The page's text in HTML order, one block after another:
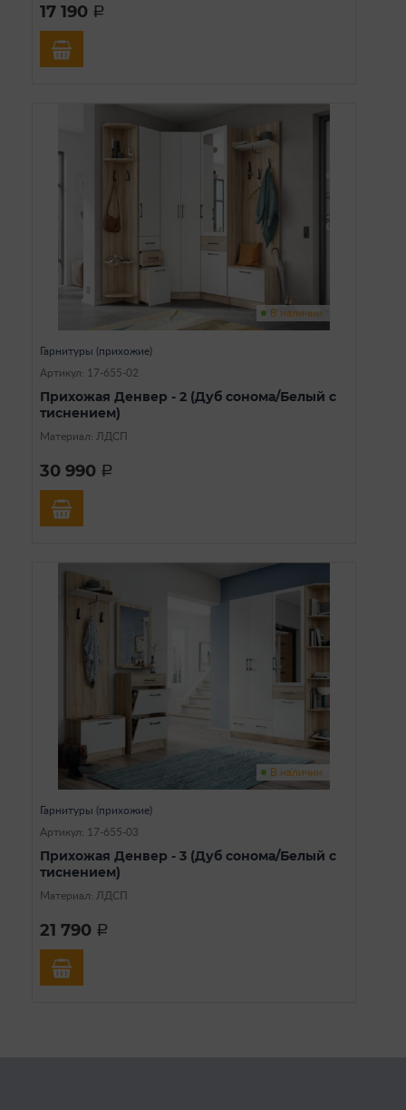
17 190 a
В наличии
Гарнитуры (прихожие)
Артикул: 17-655-02
Прихожая Денвер - 2 (Дуб сонома/Белый с
тиснением)
Материал: ЛДСП
30 990 a
В наличии
Гарнитуры (прихожие)
Артикул: 17-655-03
Прихожая Денвер - 3 (Дуб сонома/Белый с
тиснением)
Материал: ЛДСП
21 790 a